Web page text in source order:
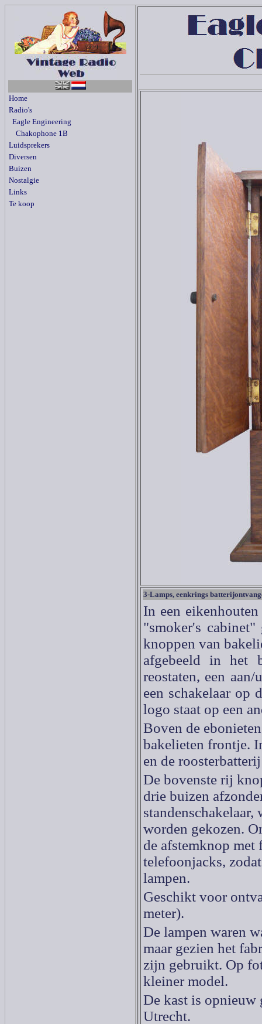
Home
Radio's
Eagle Engineering
Chakophone 1B
Luidsprekers
Diversen
Buizen
Nostalgie
Links
Te koop
3-Lamps, eenkrings
In een
"smoker's
knoppen van
afgebeeld in het
reostaten, een
een schakelaar op
logo staat op een
Boven de
bakelieten frontje.
en de
De bovenste rij
drie buizen
worden gekozen.
de afstemknop met
telefoonjacks,
lampen.
Geschikt voor
meter).
De lampen waren
maar gezien het
zijn gebruikt. Op
kleiner model.
De kast is opnieuw
Utrecht.